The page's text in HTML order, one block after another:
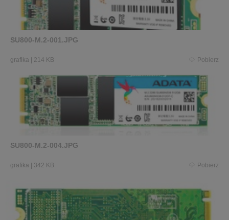
SU800-M.2-001.JPG
grafika | 214 KB Pobierz
SU800-M.2-004.JPG
grafika | 342 KB Pobierz